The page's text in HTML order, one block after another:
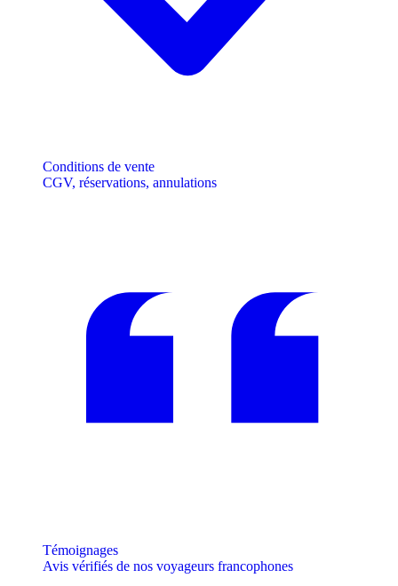
Conditions de vente
CGV, réservations, annulations
Témoignages
Avis vérifiés de nos voyageurs francophones